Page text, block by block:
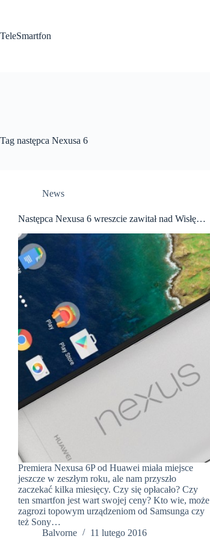
TeleSmartfon
Tag następca Nexusa 6
News
Następca Nexusa 6 wreszcie zawitał nad Wisłę…
Premiera Nexusa 6P od Huawei miała miejsce
jeszcze w zeszłym roku, ale nam przyszło
zaczekać kilka miesięcy. Czy się opłacało? Czy
ten smartfon jest wart swojej ceny? Kto wie, może
zagrozi topowym urządzeniom od Samsunga czy
też Sony…
Balvorne
11 lutego 2016